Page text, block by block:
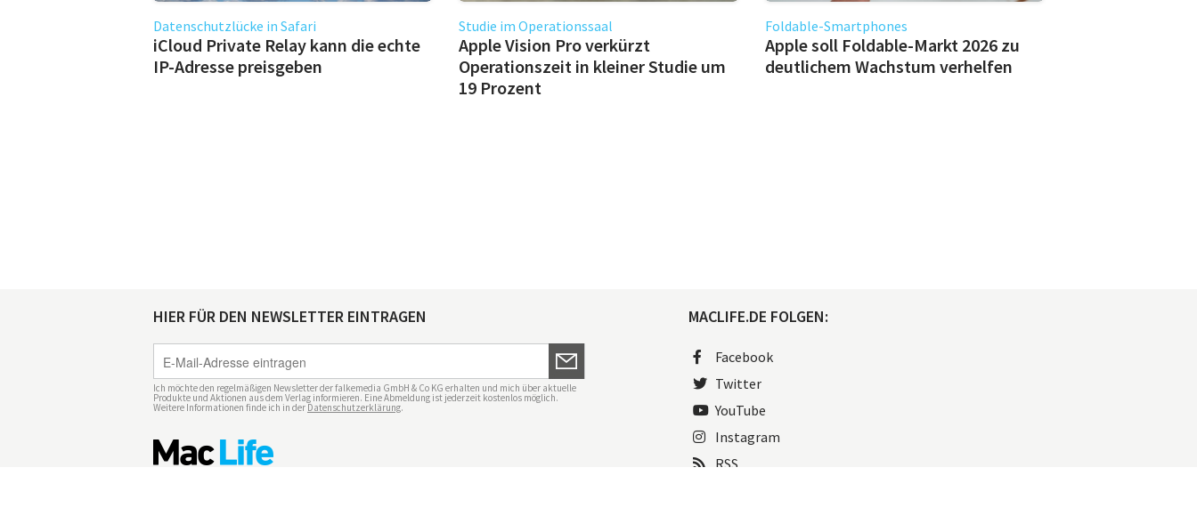
Datenschutzlücke in Safari
iCloud Private Relay kann die echte
IP-Adresse preisgeben
Studie im Operationssaal
Apple Vision Pro verkürzt
Operationszeit in kleiner Studie um
19 Prozent
Foldable-Smartphones
Apple soll Foldable-Markt 2026 zu
deutlichem Wachstum verhelfen
HIER FÜR DEN NEWSLETTER EINTRAGEN
Ich möchte den regelmäßigen Newsletter der falkemedia GmbH & Co KG erhalten und mich über aktuelle
Produkte und Aktionen aus dem Verlag informieren. Eine Abmeldung ist jederzeit kostenlos möglich.
Weitere Informationen finde ich in der Datenschutzerklärung.
MACLIFE.DE FOLGEN:
Facebook
Twitter
YouTube
Instagram
RSS